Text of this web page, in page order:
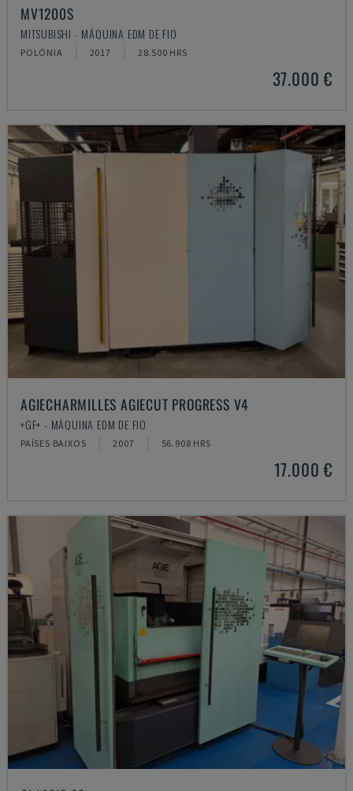
MV1200S
MITSUBISHI - MÁQUINA EDM DE FIO
POLÓNIA 2017 28.500 HRS
37.000 €
AGIECHARMILLES AGIECUT PROGRESS V4
+GF+ - MÁQUINA EDM DE FIO
PAÍSES BAIXOS 2007 56.908 HRS
17.000 €